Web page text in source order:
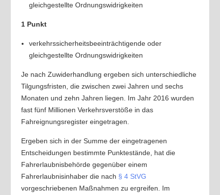
gleichgestellte Ordnungswidrigkeiten
1 Punkt
verkehrssicherheitsbeeinträchtigende oder
gleichgestellte Ordnungswidrigkeiten
Je nach Zuwiderhandlung ergeben sich unterschiedliche
Tilgungsfristen, die zwischen zwei Jahren und sechs
Monaten und zehn Jahren liegen. Im Jahr 2016 wurden
fast fünf Millionen Verkehrsverstöße in das
Fahreignungsregister eingetragen.
Ergeben sich in der Summe der eingetragenen
Entscheidungen bestimmte Punktestände, hat die
Fahrerlaubnisbehörde gegenüber einem
Fahrerlaubnisinhaber die nach § 4 StVG
vorgeschriebenen Maßnahmen zu ergreifen. Im